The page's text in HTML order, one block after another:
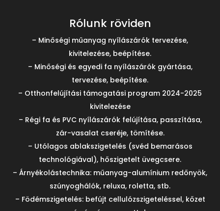
Rólunk röviden
– Minőségi műanyag nyílászárók tervezése,
kivitelezése, beépítése.
– Minőségi és egyedi fa nyílászárók gyártása,
tervezése, beépítése.
– Otthonfelújítási támogatási program 2024-2025
kivitelezése
– Régi fa és PVC nyílászárók felújítása, passzítása,
zár-vasalat cseréje, tömítése.
– Utólagos ablakszigetelés (svéd bemarásos
technológiával), hőszigetelt üvegcsere.
– Árnyékolástechnika: műanyag-alumínium redőnyök,
szúnyoghálók, reluxa, roletta, stb.
– Födémszigetelés: befújt cellulózszigeteléssel, kőzet